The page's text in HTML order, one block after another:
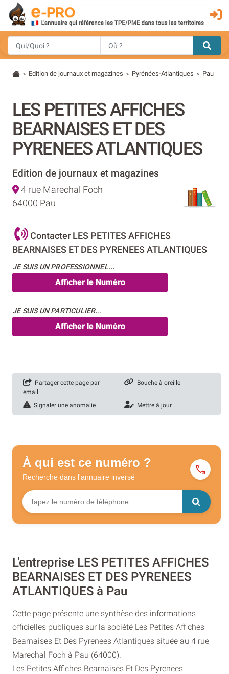
> Edition de journaux et magazines > Pyrénées-Atlantiques > Pau
LES PETITES AFFICHES
BEARNAISES ET DES
PYRENEES ATLANTIQUES
Edition de journaux et magazines
4 rue Marechal Foch
64000 Pau
Contacter LES PETITES AFFICHES
BEARNAISES ET DES PYRENEES ATLANTIQUES
JE SUIS UN PROFESSIONNEL...
Afficher le Numéro
JE SUIS UN PARTICULIER...
Afficher le Numéro
Partager cette page par
email
Bouche à oreille
Signaler une anomalie Mettre à jour
À qui est ce numéro ?
Recherche dans l'annuaire inversé
L'entreprise LES PETITES AFFICHES
BEARNAISES ET DES PYRENEES
ATLANTIQUES à Pau
Cette page présente une synthèse des informations
officielles publiques sur la société Les Petites Affiches
Bearnaises Et Des Pyrenees Atlantiques située au 4 rue
Marechal Foch à Pau (64000).
Les Petites Affiches Bearnaises Et Des Pyrenees